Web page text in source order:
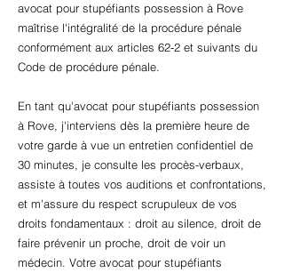
avocat pour stupéfiants possession à Rove
maîtrise l'intégralité de la procédure pénale
conformément aux articles 62-2 et suivants du
Code de procédure pénale.
En tant qu'avocat pour stupéfiants possession
à Rove, j'interviens dès la première heure de
votre garde à vue un entretien confidentiel de
30 minutes, je consulte les procès-verbaux,
assiste à toutes vos auditions et confrontations,
et m'assure du respect scrupuleux de vos
droits fondamentaux : droit au silence, droit de
faire prévenir un proche, droit de voir un
médecin. Votre avocat pour stupéfiants